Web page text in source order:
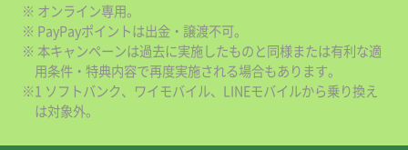
※ オンライン専用。
※ PayPayポイントは出金・譲渡不可。
※ 本キャンペーンは過去に実施したものと同様または有利な適
用条件・特典内容で再度実施される場合もあります。
※1 ソフトバンク、ワイモバイル、LINEモバイルから乗り換え
は対象外。